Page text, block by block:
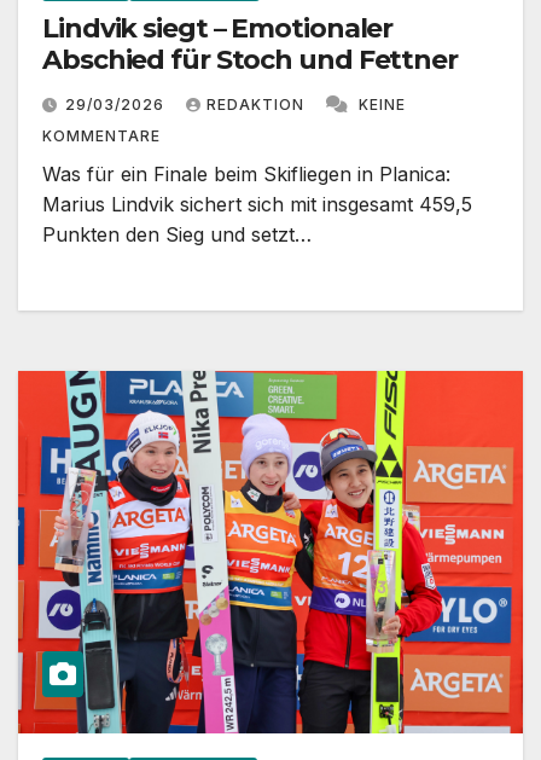
Lindvik siegt – Emotionaler
Abschied für Stoch und Fettner
29/03/2026 REDAKTION
KEINE
KOMMENTARE
Was für ein Finale beim Skifliegen in Planica:
Marius Lindvik sichert sich mit insgesamt 459,5
Punkten den Sieg und setzt…